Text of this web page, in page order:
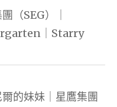
（SEG）｜
｜Starry
的妹妹｜星鷹集團